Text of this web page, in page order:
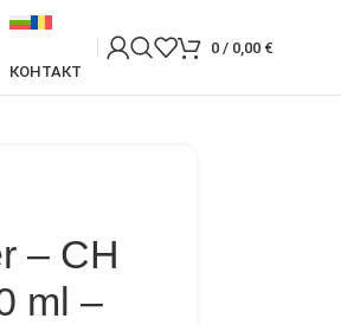
КОНТАКТ
0 / 0,00 €
– CH
ml –